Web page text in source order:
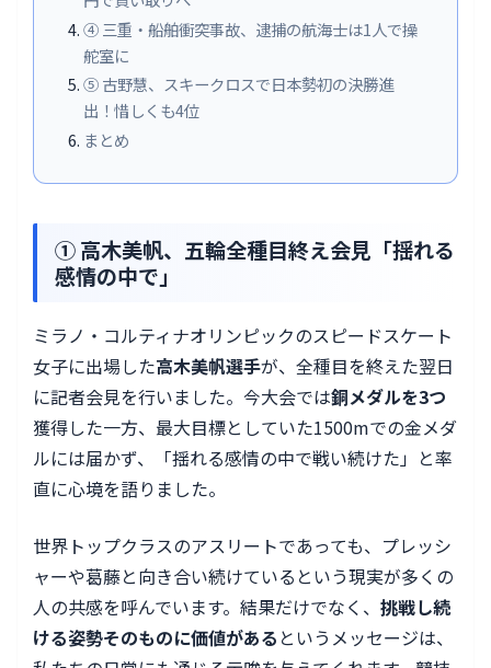
④ 三重・船舶衝突事故、逮捕の航海士は1人で操
舵室に
⑤ 古野慧、スキークロスで日本勢初の決勝進
出！惜しくも4位
まとめ
① 高木美帆、五輪全種目終え会見「揺れる
感情の中で」
ミラノ・コルティナオリンピックのスピードスケート
女子に出場した高木美帆選手が、全種目を終えた翌日
に記者会見を行いました。今大会では銅メダルを3つ
獲得した一方、最大目標としていた1500mでの金メダ
ルには届かず、「揺れる感情の中で戦い続けた」と率
直に心境を語りました。
世界トップクラスのアスリートであっても、プレッシ
ャーや葛藤と向き合い続けているという現実が多くの
人の共感を呼んでいます。結果だけでなく、 挑戦し続
ける姿勢そのものに価値がある というメッセージは、